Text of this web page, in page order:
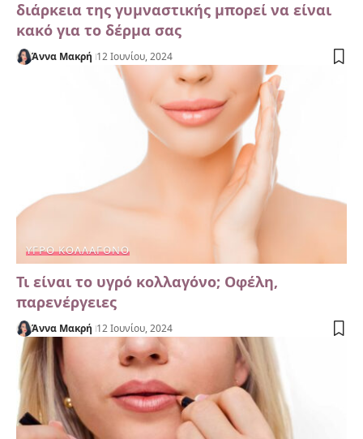
διάρκεια της γυμναστικής μπορεί να είναι
κακό για το δέρμα σας
Άννα Μακρή 12 Ιουνίου, 2024
ΥΓΡΟ ΚΟΛΛΑΓΌΝΟ
Τι είναι το υγρό κολλαγόνο; Οφέλη,
παρενέργειες
Άννα Μακρή 12 Ιουνίου, 2024